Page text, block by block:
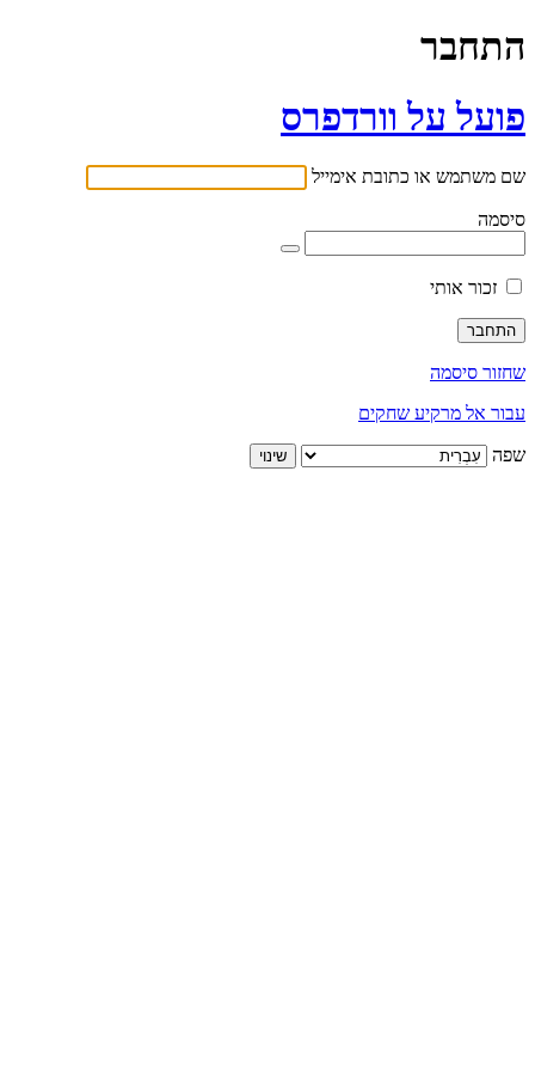
התחבר
פועל על וורדפרס
שם משתמש או כתובת אימייל
סיסמה
זכור אותי
שחזור סיסמה
עבור אל מרקיע שחקים
שפה